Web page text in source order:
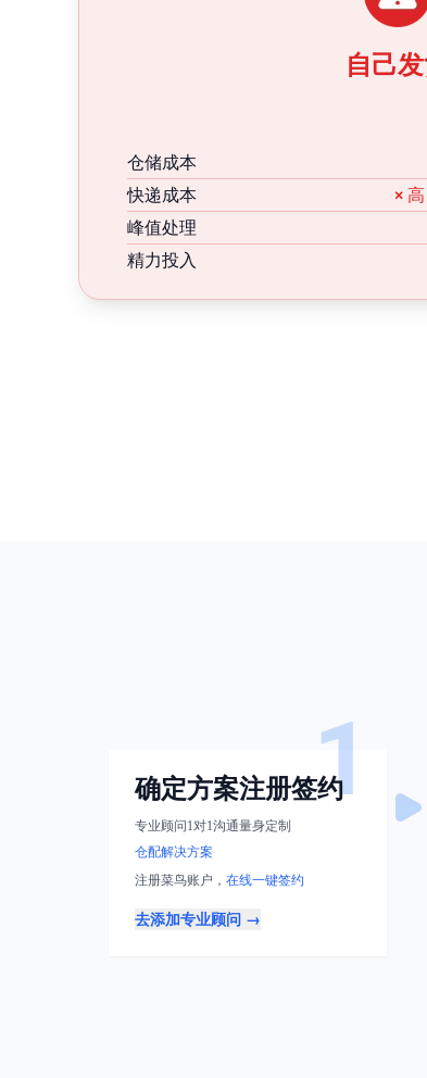
自己
仓储成本
快递成本
×
峰值处理
精力投入
1
确定方案注册签约
专业顾问1对1沟通量身定制
仓配解决方案
注册菜鸟账户， 在线一键签约
去添加专业顾问 →